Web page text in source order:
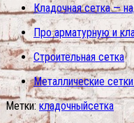
Кладочная сетка —
Про арматурную и
Строительная сетка
Металлические
Метки: кладочныйсетка